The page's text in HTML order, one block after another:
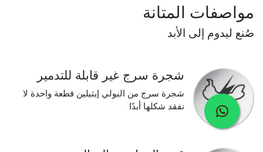
مواصفات المتانة
صُنع ليدوم إلى الأبد
شجرة سرج غير قابلة للتدمير
شجرة سرج من البولي إيثيلين قطعة واحدة لا
تفقد شكلها أبدًا